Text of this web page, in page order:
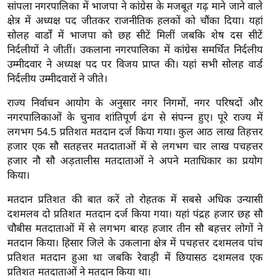
ब्री
फ
म
नो
रं
न
ज
ग
त
बॉ
वु
ड
हॉ
ली
वु
सांपला नगरपालिका में भाजपा ने कांग्रेस के मजबूत गढ़ माने जाने वाले
क्षेत्र में अध्यक्ष पद जीतकर राजनीतिक हलकों को चौंका दिया। यहां
सोलह वार्डों में भाजपा को छह सीटें मिलीं जबकि शेष दस सीटें
निर्दलीयों ने जीतीं। उकलाना नगरपालिका में कांग्रेस समर्थित निर्दलीय
उम्मीदवार ने अध्यक्ष पद पर विजय प्राप्त की। यहां सभी सोलह वार्ड
निर्दलीय उम्मीदवारों ने जीते।
राज्य निर्वाचन आयोग के अनुसार नगर निगमों, नगर परिषदों और
नगरपालिकाओं के चुनाव शांतिपूर्ण ढंग से संपन्न हुए। पूरे राज्य में
लगभग 54.5 प्रतिशत मतदान दर्ज किया गया। कुल आठ लाख तिहत्तर
हजार एक सौ सतहत्तर मतदाताओं में से लगभग चार लाख पचहत्तर
हजार नौ सौ अड़तालीस मतदाताओं ने अपने मताधिकार का प्रयोग
किया।
मतदान प्रतिशत की बात करें तो रोहतक में सबसे अधिक उन्यासी
दशमलव दो प्रतिशत मतदान दर्ज किया गया। यहां पंद्रह हजार छह सौ
चौबीस मतदाताओं में से लगभग बारह हजार तीन सौ बहत्तर लोगों ने
मतदान किया। हिसार जिले के उकलाना क्षेत्र में पचहत्तर दशमलव पांच
प्रतिशत मतदान हुआ था जबकि रेवाड़ी में छियासठ दशमलव एक
प्रतिशत मतदाताओं ने मतदान किया था।